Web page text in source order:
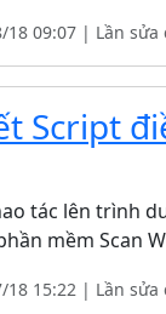
09:07 | Lần sửa
Script
tác lên trình
mềm Scan
15:22 | Lần sửa